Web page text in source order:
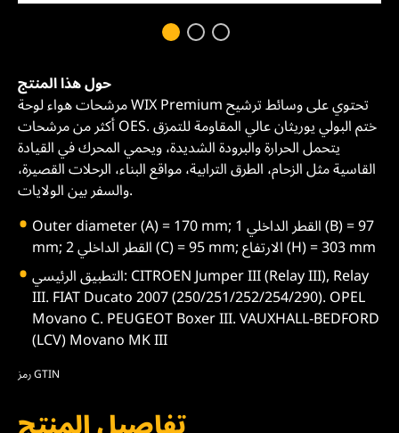
حول هذا المنتج
مرشحات هواء لوحة WIX Premium تحتوي على وسائط ترشيح
أكثر من مرشحات OES. ختم البولي يوريثان عالي المقاومة للتمزق
يتحمل الحرارة والبرودة الشديدة، ويحمي المحرك في القيادة
القاسية مثل الزحام، الطرق الترابية، مواقع البناء، الرحلات القصيرة،
والسفر بين الولايات.
Outer diameter (A) = 170 mm; القطر الداخلي 1 (B) = 97
mm; القطر الداخلي 2 (C) = 95 mm; الارتفاع (H) = 303 mm
التطبيق الرئيسي: CITROEN Jumper III (Relay III), Relay
III. FIAT Ducato 2007 (250/251/252/254/290). OPEL
Movano C. PEUGEOT Boxer III. VAUXHALL-BEDFORD
(LCV) Movano MK III
رمز GTIN